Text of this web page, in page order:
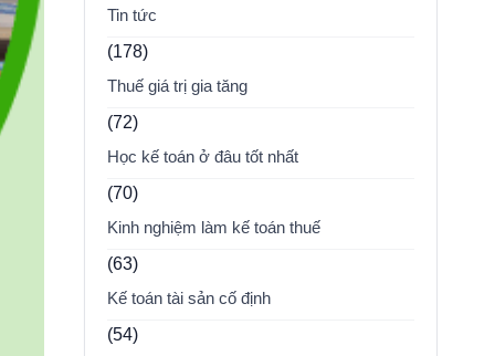
Tin tức
(178)
Thuế giá trị gia tăng
(72)
Học kế toán ở đâu tốt nhất
(70)
Kinh nghiệm làm kế toán thuế
(63)
Kế toán tài sản cố định
(54)